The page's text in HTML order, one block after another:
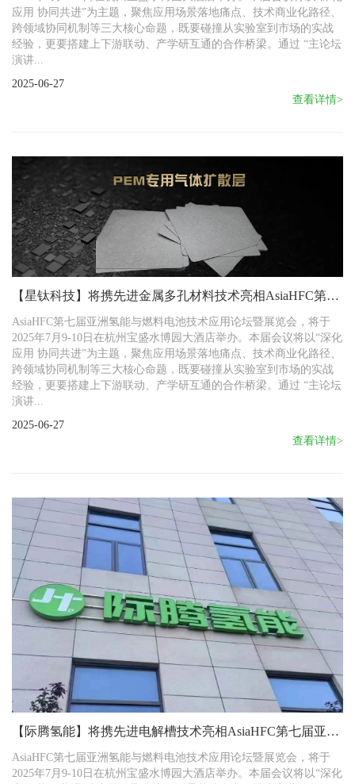
应用 协同共进”为主题，聚焦应用场景落地痛点、技术商业化路径、
跨领域协同机制等三大核心命题，既要碰撞从实验室到市场的实战
经验，更要搭建上下游联动、产学研互通的合作桥梁。通过 “主论坛
演讲...
2025-06-27
查看详情>
【星钛科技】将携先进金属多孔材料技术亮相AsiaHFC第七
AsiaHFC第七届亚洲氢能与燃料电池技术应用论坛暨展览会，将于
2025年7月9-10日在杭州宝盛水博园大酒店举办。本届会议将以“深化
应用 协同共进”为主题，聚焦应用场景落地痛点、技术商业化路径、
跨领域协同机制等三大核心命题，既要碰撞从实验室到市场的实战
经验，更要搭建上下游联动、产学研互通的合作桥梁。通过 “主论坛
演讲...
2025-06-27
查看详情>
【际腾氢能】将携先进电解槽技术亮相AsiaHFC第七届亚洲
AsiaHFC第七届亚洲氢能与燃料电池技术应用论坛暨展览会，将于
2025年7月9-10日在杭州宝盛水博园大酒店举办。本届会议将以“深化